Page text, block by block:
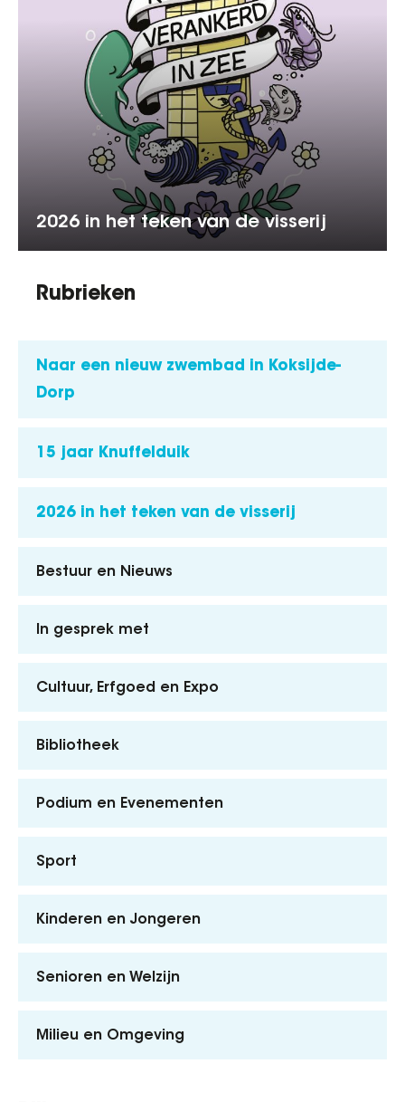
2026 in het teken van de visserij
Rubrieken
Naar een nieuw zwembad in Koksijde-
Dorp
15 jaar Knuffelduik
2026 in het teken van de visserij
Bestuur en Nieuws
In gesprek met
Cultuur, Erfgoed en Expo
Bibliotheek
Podium en Evenementen
Sport
Kinderen en Jongeren
Senioren en Welzijn
Milieu en Omgeving